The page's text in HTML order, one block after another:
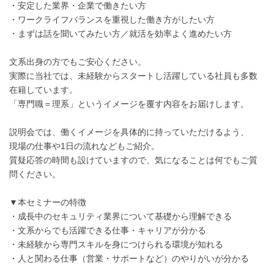
・安定した業界・企業で働きたい方
・ワークライフバランスを重視した働き方がしたい方
・まずは話を聞いてみたい方／就活を効率よく進めたい方
文系出身の方でもご安心ください。
実際に当社では、未経験からスタートし活躍している社員も多数
在籍しています。
「専門職＝理系」というイメージを覆す内容をお届けします。
説明会では、働くイメージを具体的に持っていただけるよう、
現場の仕事や1日の流れなどもご紹介。
質疑応答の時間も設けていますので、気になることは何でもご質
問ください。
▼本セミナーの特徴
・成長中のセキュリティ業界について基礎から理解できる
・文系からでも活躍できる仕事・キャリアが分かる
・未経験から専門スキルを身につけられる環境が知れる
・人と関わる仕事（営業・サポートなど）のやりがいが分かる